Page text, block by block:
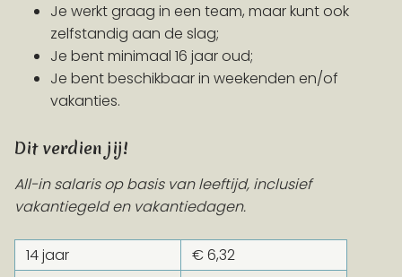
Je werkt graag in een team, maar kunt ook
zelfstandig aan de slag;
Je bent minimaal 16 jaar oud;
Je bent beschikbaar in weekenden en/of
vakanties.
Dit verdien jij!
All-in salaris op basis van leeftijd, inclusief
vakantiegeld en vakantiedagen.
14 jaar
€ 6,32